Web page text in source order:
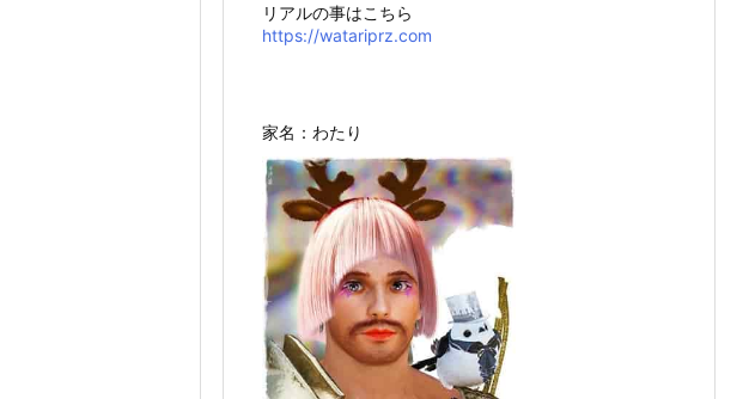
リアルの事はこちら
https://watariprz.com
家名：わたり